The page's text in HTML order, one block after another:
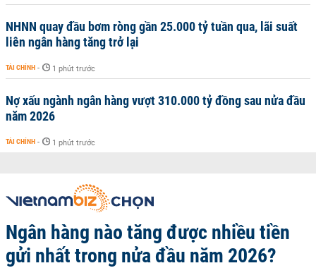
NHNN quay đầu bơm ròng gần 25.000 tỷ tuần qua, lãi suất
liên ngân hàng tăng trở lại
TÀI CHÍNH - 1 phút trước
Nợ xấu ngành ngân hàng vượt 310.000 tỷ đồng sau nửa đầu
năm 2026
TÀI CHÍNH - 1 phút trước
Ngân hàng nào tăng được nhiều tiền
gửi nhất trong nửa đầu năm 2026?